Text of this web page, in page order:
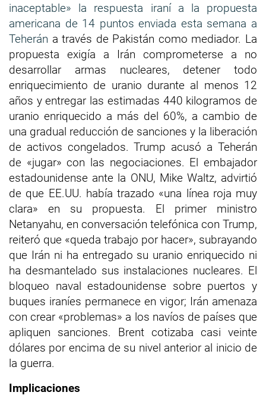
inaceptable» la respuesta iraní a la propuesta
americana de 14 puntos enviada esta semana a
Teherán a través de Pakistán como mediador. La
propuesta exigía a Irán comprometerse a no
desarrollar armas nucleares, detener todo
enriquecimiento de uranio durante al menos 12
años y entregar las estimadas 440 kilogramos de
uranio enriquecido a más del 60%, a cambio de
una gradual reducción de sanciones y la liberación
de activos congelados. Trump acusó a Teherán
de «jugar» con las negociaciones. El embajador
estadounidense ante la ONU, Mike Waltz, advirtió
de que EE.UU. había trazado «una línea roja muy
clara» en su propuesta. El primer ministro
Netanyahu, en conversación telefónica con Trump,
reiteró que «queda trabajo por hacer», subrayando
que Irán ni ha entregado su uranio enriquecido ni
ha desmantelado sus instalaciones nucleares. El
bloqueo naval estadounidense sobre puertos y
buques iraníes permanece en vigor; Irán amenaza
con crear «problemas» a los navíos de países que
apliquen sanciones. Brent cotizaba casi veinte
dólares por encima de su nivel anterior al inicio de
la guerra.
Implicaciones